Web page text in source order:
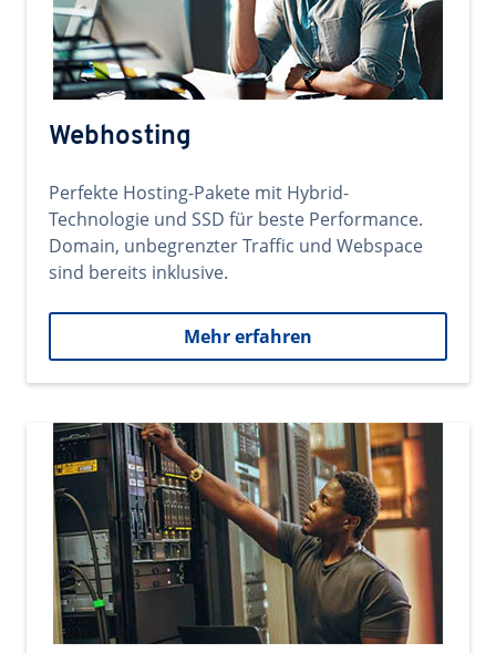
Webhosting
Perfekte Hosting-Pakete mit Hybrid-
Technologie und SSD für beste Performance.
Domain, unbegrenzter Traffic und Webspace
sind bereits inklusive.
Mehr erfahren